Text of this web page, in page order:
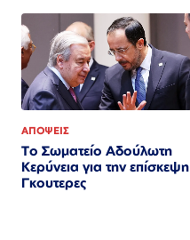
ΑΠΟΨΕΙΣ
Το Σωματείο Αδούλωτη
Κερύνεια για την επίσκεψη
Γκουτερες